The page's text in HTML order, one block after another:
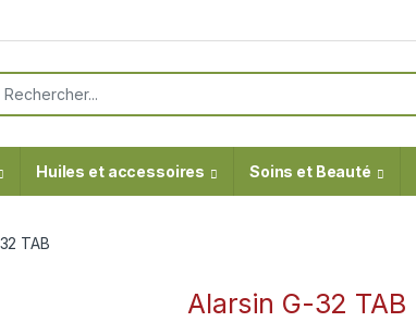
for:
Huiles et accessoires Soins et Beauté
TAB
Alarsin G-32 TAB